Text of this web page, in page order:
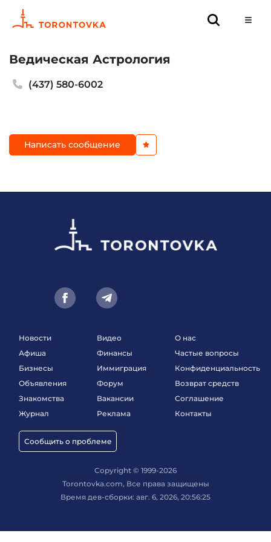
Ведическая Астрология
(437) 580-6002
Написать сообщение
Новости
Афиша
Бизнесы
Объявления
Знакомства
Журнал
Сообщить о проблеме
Видео
Финансы
Иммиграция
Форум
Вакансии
Реклама
О нас
Частые вопросы
Конфиденциальность
Возврат средств
Соглашение
Контакты
Copyright © 1999-2026
Torontovka.com, Все права защищены
Время дев-сборки: авг. 6, 2026, 20:56:25